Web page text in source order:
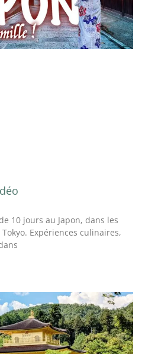
10 jours au Japon, dans les
Expériences culinaires,